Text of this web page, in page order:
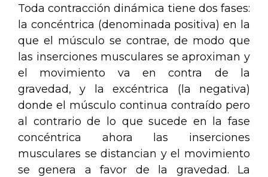
Toda contracción dinámica tiene dos fases:
la concéntrica (denominada positiva) en la
que el músculo se contrae, de modo que
las inserciones musculares se aproximan y
el movimiento va en contra de la
gravedad, y la excéntrica (la negativa)
donde el músculo continua contraído pero
al contrario de lo que sucede en la fase
concéntrica ahora las inserciones
musculares se distancian y el movimiento
se genera a favor de la gravedad. La